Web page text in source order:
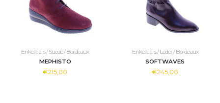
Enkellaars / Suede / Bordeaux
MEPHISTO
€215,00
Enkellaars / Leder / Bordeaux
SOFTWAVES
€245,00